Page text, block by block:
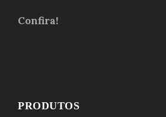
Confira!
PRODUTOS